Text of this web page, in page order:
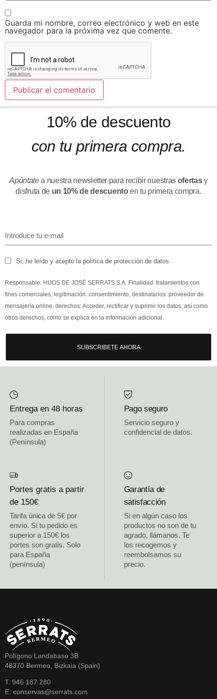
Guarda mi nombre, correo electrónico y web en este
navegador para la próxima vez que comente.
10% de descuento
con tu primera compra.
Apúntatea nuestra newsletter para recibir nuestras ofertasy
disfruta de un 10% de descuentoen tu primera compra.
Si, he leído y acepto la política de protección de datos.
Responsable: HIJOS DE JOSÉ SERRATS S.A. Finalidad: tratamientos con
fines comerciales, legitimación: consentimiento, destinatarios: proveedor de
mensajería online, derechos: Acceder, rectificar y suprimir los datos, así como
otros derechos, como se explica en la información adicional.
SUBSCRIBETE AHORA
Entrega en 48 horas
Para compras
realizadas en España
(Península)
Pago seguro
Servicio seguro y
confidencial de datos.
Portes gratis a partir
de 150€
Tarifa única de 5€ por
envío. Si tu pedido es
superior a 150€ los
portes son gratis. Solo
para España
(península)
Garantía de
satisfacción
Si en algún caso los
productos no son de tu
agrado, llámanos. Te
los recogemos y
reembolsamos su
precio.
Polígono Landabaso 3B
48370 Bermeo, Bizkaia (Spain)
T. 946 187 280
E. conservas@serrats.com